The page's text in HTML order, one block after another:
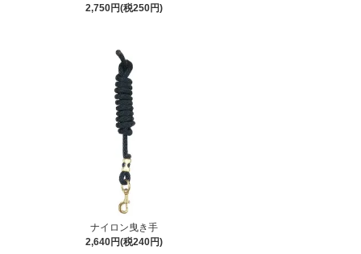
2,750円(税250円)
ナイロン曳き手
2,640円(税240円)